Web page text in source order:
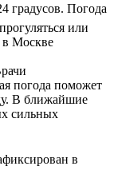
градусов. Погода
или
в Москве
погода поможет
В ближайшие
сильных
в